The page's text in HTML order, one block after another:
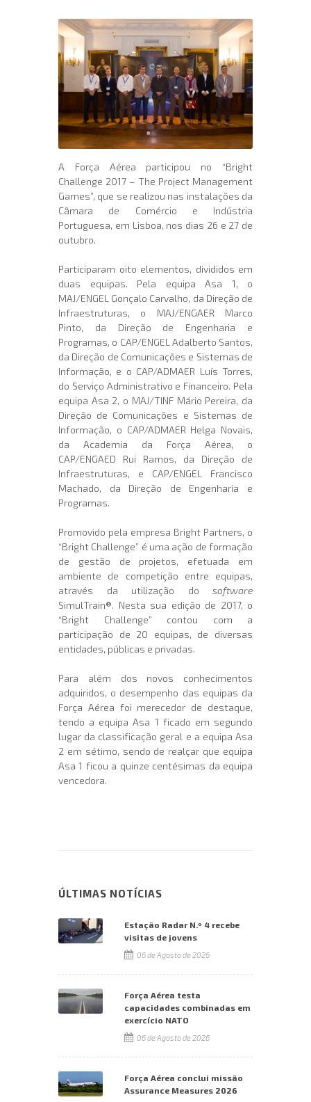
A Força Aérea participou no “Bright
Challenge 2017 – The Project Management
Games”, que se realizou nas instalações da
Câmara de Comércio e Indústria
Portuguesa, em Lisboa, nos dias 26 e 27 de
outubro.
Participaram oito elementos, divididos em
duas equipas. Pela equipa Asa 1, o
MAJ/ENGEL Gonçalo Carvalho, da Direção de
Infraestruturas, o MAJ/ENGAER Marco
Pinto, da Direção de Engenharia e
Programas, o CAP/ENGEL Adalberto Santos,
da Direção de Comunicações e Sistemas de
Informação, e o CAP/ADMAER Luís Torres,
do Serviço Administrativo e Financeiro. Pela
equipa Asa 2, o MAJ/TINF Mário Pereira, da
Direção de Comunicações e Sistemas de
Informação, o CAP/ADMAER Helga Novais,
da Academia da Força Aérea, o
CAP/ENGAED Rui Ramos, da Direção de
Infraestruturas, e CAP/ENGEL Francisco
Machado, da Direção de Engenharia e
Programas.
Promovido pela empresa Bright Partners, o
“Bright Challenge” é uma ação de formação
de gestão de projetos, efetuada em
ambiente de competição entre equipas,
através da utilização do software
SimulTrain®. Nesta sua edição de 2017, o
“Bright Challenge” contou com a
participação de 20 equipas, de diversas
entidades, públicas e privadas.
Para além dos novos conhecimentos
adquiridos, o desempenho das equipas da
Força Aérea foi merecedor de destaque,
tendo a equipa Asa 1 ficado em segundo
lugar da classificação geral e a equipa Asa
2 em sétimo, sendo de realçar que equipa
Asa 1 ficou a quinze centésimas da equipa
vencedora.
ÚLTIMAS NOTÍCIAS
Estação Radar N.º 4 recebe
visitas de jovens
06 de Agosto de 2026
Força Aérea testa
capacidades combinadas em
exercício NATO
06 de Agosto de 2026
Força Aérea conclui missão
Assurance Measures 2026